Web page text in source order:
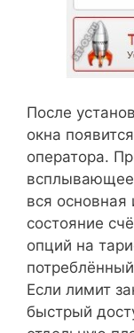
После
окна
оператора.
всплывающее
вся
состояние
опций на
Если лимит
быстрый